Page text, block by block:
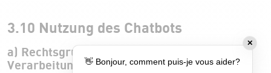
3.10 Nutzung des Chatbots
a) Rechtsgrundlage und Zweck der
Verarbeitung personenbezogener Daten
✕
👋 Bonjour, comment puis-je vous aider?